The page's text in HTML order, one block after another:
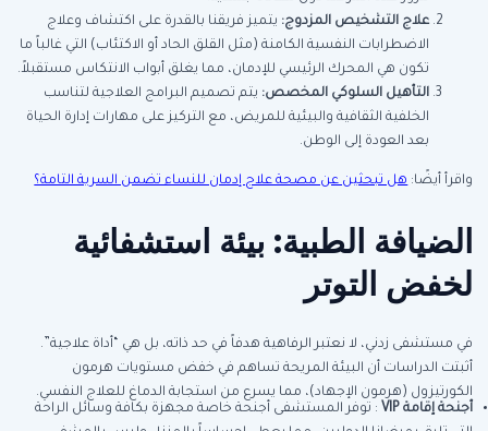
علاج التشخيص المزدوج: يتميز فريقنا بالقدرة على اكتشاف وعلاج
الاضطرابات النفسية الكامنة (مثل القلق الحاد أو الاكتئاب) التي غالباً ما
تكون هي المحرك الرئيسي للإدمان، مما يغلق أبواب الانتكاس مستقبلاً.
التأهيل السلوكي المخصص: يتم تصميم البرامج العلاجية لتناسب
الخلفية الثقافية والبيئية للمريض، مع التركيز على مهارات إدارة الحياة
بعد العودة إلى الوطن.
واقرأ أيضًا:هل تبحثين عن مصحة علاج إدمان للنساء تضمن السرية التامة؟
الضيافة الطبية: بيئة استشفائية
لخفض التوتر
في مستشفى زدني، لا نعتبر الرفاهية هدفاً في حد ذاته، بل هي “أداة علاجية”.
أثبتت الدراسات أن البيئة المريحة تساهم في خفض مستويات هرمون
الكورتيزول (هرمون الإجهاد)، مما يسرع من استجابة الدماغ للعلاج النفسي.
أجنحة إقامةVIP
: توفر المستشفى أجنحة خاصة مجهزة بكافة وسائل الراحة